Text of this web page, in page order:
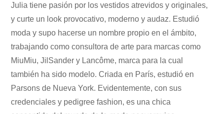
Julia tiene pasión por los vestidos atrevidos y originales,
y curte un look provocativo, moderno y audaz. Estudió
moda y supo hacerse un nombre propio en el ámbito,
trabajando como consultora de arte para marcas como
MiuMiu, JilSander y Lancôme, marca para la cual
también ha sido modelo. Criada en París, estudió en
Parsons de Nueva York. Evidentemente, con sus
credenciales y pedigree fashion, es una chica